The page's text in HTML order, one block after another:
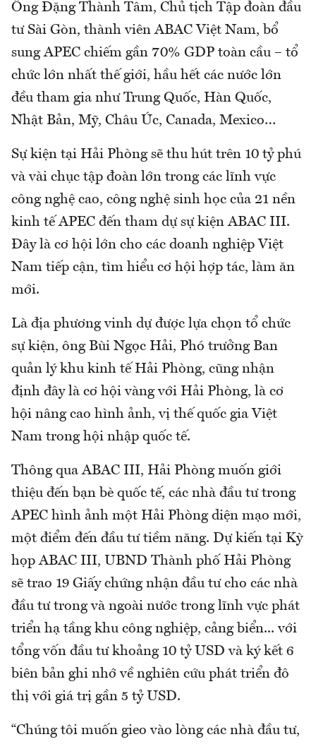
Ông Đặng Thành Tâm, Chủ tịch Tập đoàn đầu
tư Sài Gòn, thành viên ABAC Việt Nam, bổ
sung APEC chiếm gần 70% GDP toàn cầu – tổ
chức lớn nhất thế giới, hầu hết các nước lớn
đều tham gia như Trung Quốc, Hàn Quốc,
Nhật Bản, Mỹ, Châu Úc, Canada, Mexico…
Sự kiện tại Hải Phòng sẽ thu hút trên 10 tỷ phú
và vài chục tập đoàn lớn trong các lĩnh vực
công nghệ cao, công nghệ sinh học của 21 nền
kinh tế APEC đến tham dự sự kiện ABAC III.
Đây là cơ hội lớn cho các doanh nghiệp Việt
Nam tiếp cận, tìm hiểu cơ hội hợp tác, làm ăn
mới.
Là địa phương vinh dự được lựa chọn tổ chức
sự kiện, ông Bùi Ngọc Hải, Phó trưởng Ban
quản lý khu kinh tế Hải Phòng, cũng nhận
định đây là cơ hội vàng với Hải Phòng, là cơ
hội nâng cao hình ảnh, vị thế quốc gia Việt
Nam trong hội nhập quốc tế.
Thông qua ABAC III, Hải Phòng muốn giới
thiệu đến bạn bè quốc tế, các nhà đầu tư trong
APEC hình ảnh một Hải Phòng diện mạo mới,
một điểm đến đầu tư tiềm năng. Dự kiến tại Kỳ
họp ABAC III, UBND Thành phố Hải Phòng
sẽ trao 19 Giấy chứng nhận đầu tư cho các nhà
đầu tư trong và ngoài nước trong lĩnh vực phát
triển hạ tầng khu công nghiệp, cảng biển... với
tổng vốn đầu tư khoảng 10 tỷ USD và ký kết 6
biên bản ghi nhớ về nghiên cứu phát triển đô
thị với giá trị gần 5 tỷ USD.
“Chúng tôi muốn gieo vào lòng các nhà đầu tư,